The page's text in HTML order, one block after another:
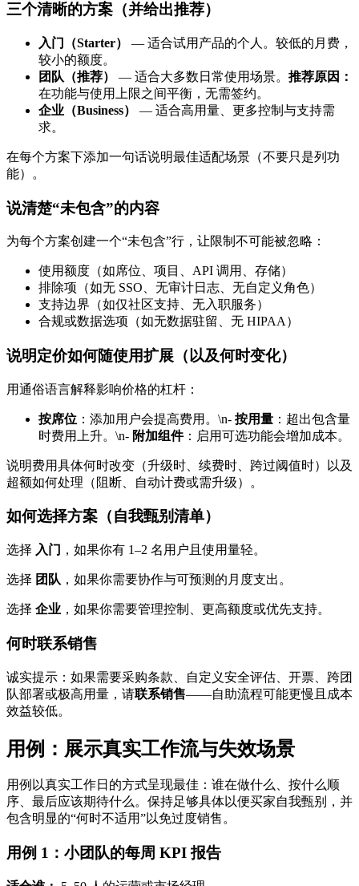
三个清晰的方案（并给出推荐）
入门（Starter）
— 适合试用产品的个人。较低的月费，
较小的额度。
团队（推荐）
— 适合大多数日常使用场景。 推荐原因：
在功能与使用上限之间平衡，无需签约。
企业（Business）
— 适合高用量、更多控制与支持需
求。
在每个方案下添加一句话说明最佳适配场景（不要只是列功
能）。
说清楚“未包含”的内容
为每个方案创建一个“未包含”行，让限制不可能被忽略：
使用额度（如席位、项目、API 调用、存储）
排除项（如无 SSO、无审计日志、无自定义角色）
支持边界（如仅社区支持、无入职服务）
合规或数据选项（如无数据驻留、无 HIPAA）
说明定价如何随使用扩展（以及何时变化）
用通俗语言解释影响价格的杠杆：
按席位 ：添加用户会提高费用。\n- 按用量 ：超出包含量
时费用上升。\n- 附加组件：启用可选功能会增加成本。
说明费用具体何时改变（升级时、续费时、跨过阈值时）以及
超额如何处理（阻断、自动计费或需升级）。
如何选择方案（自我甄别清单）
选择 入门 ，如果你有 1–2 名用户且使用量轻。
选择 团队 ，如果你需要协作与可预测的月度支出。
选择 企业 ，如果你需要管理控制、更高额度或优先支持。
何时联系销售
诚实提示：如果需要采购条款、自定义安全评估、开票、跨团
队部署或极高用量，请联系销售——自助流程可能更慢且成本
效益较低。
用例：展示真实工作流与失效场景
用例以真实工作日的方式呈现最佳：谁在做什么、按什么顺
序、最后应该期待什么。保持足够具体以便买家自我甄别，并
包含明显的“何时不适用”以免过度销售。
用例 1：小团队的每周 KPI 报告